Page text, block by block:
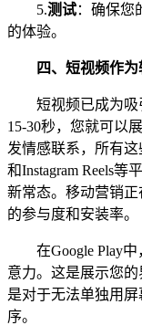
5.测试：确保您
的体验。
四、 短视频作
短视频已成为
15-30秒，您就可以
发情感联系，所有
和Instagram Reels
新常态。移动营销
的参与度和安装率。
在Google Play
意力。这是展示您
是对于无法单独用
序。